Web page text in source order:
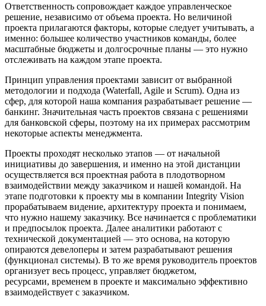
Ответственность сопровождает каждое управленческое
решение, независимо от объема проекта. Но величиной
проекта прилагаются факторы, которые следует учитывать, а
именно: большее количество участников команды, более
масштабные бюджеты и долгосрочные планы — это нужно
отслеживать на каждом этапе проекта.
Принцип управления проектами зависит от выбранной
методологии и подхода (Waterfall, Agile и Scrum). Одна из
сфер, для которой наша компания разрабатывает решение —
банкинг. Значительная часть проектов связана с решениями
для банковской сферы, поэтому на их примерах рассмотрим
некоторые аспекты менеджмента.
Проекты проходят несколько этапов — от начальной
инициативы до завершения, и именно на этой дистанции
осуществляется вся проектная работа в плодотворном
взаимодействии между заказчиком и нашей командой. На
этапе подготовки к проекту мы в компании Integrity Vision
прорабатываем видение, архитектуру проекта и понимаем,
что нужно нашему заказчику. Все начинается с проблематики
и предпосылок проекта. Далее аналитики работают с
технической документацией — это основа, на которую
опираются девелоперы и затем разрабатывают решения
(функционал системы). В то же время руководитель проектов
организует весь процесс, управляет бюджетом,
ресурсами, временем в проекте и максимально эффективно
взаимодействует с заказчиком.